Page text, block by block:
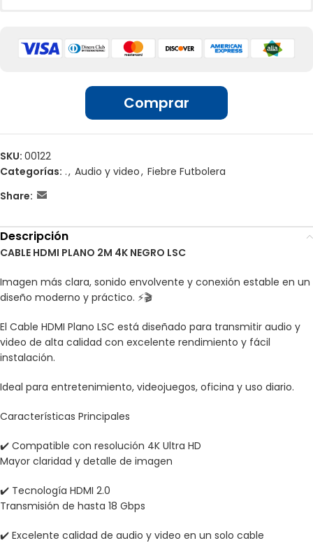
vídeo y audio
Ofrece una transmisión de alta calidad 4K
Ideal para conectar tus dispositivos de manera simple y
Podrás transferir tu audio y video en pocos pasos.
Mayor ancho de banda; HDMI 2.0 puede transmitir hasta
18 Gbps de datos
proyectores por HDMI. Compatible con todos los dispositivos
portátiles, etc.
Comprar
SKU: 00122
Categorías: ., Audio y video, Fiebre Futbolera
Share:
Descripción
CABLE HDMI PLANO 2M 4K NEGRO LSC
Imagen más clara, sonido envolvente y conexión estable en un
diseño moderno y práctico. ⚡🎬
El Cable HDMI Plano LSC está diseñado para transmitir audio y
video de alta calidad con excelente rendimiento y fácil
instalación.
Ideal para entretenimiento, videojuegos, oficina y uso diario.
Características Principales
✔️ Compatible con resolución 4K Ultra HD
Mayor claridad y detalle de imagen
✔️ Tecnología HDMI 2.0
Transmisión de hasta 18 Gbps
✔️ Excelente calidad de audio y video en un solo cable